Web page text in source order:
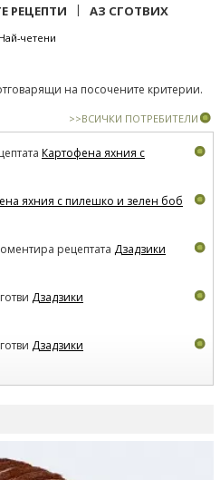
РЕЦЕПТИ | АЗ СГОТВИХ
Най-четени
на посочените критерии.
>>ВСИЧКИ ПОТРЕБИТЕЛИ
Картофена яхния с
яхния с пилешко и зелен боб
рецептата Дзадзики
Дзадзики
Дзадзики